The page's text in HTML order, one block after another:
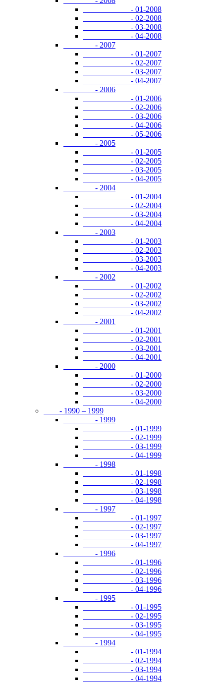
- 01-2008
- 02-2008
- 03-2008
- 04-2008
- 2007
- 01-2007
- 02-2007
- 03-2007
- 04-2007
- 2006
- 01-2006
- 02-2006
- 03-2006
- 04-2006
- 05-2006
- 2005
- 01-2005
- 02-2005
- 03-2005
- 04-2005
- 2004
- 01-2004
- 02-2004
- 03-2004
- 04-2004
- 2003
- 01-2003
- 02-2003
- 03-2003
- 04-2003
- 2002
- 01-2002
- 02-2002
- 03-2002
- 04-2002
- 2001
- 01-2001
- 02-2001
- 03-2001
- 04-2001
- 2000
- 01-2000
- 02-2000
- 03-2000
- 04-2000
- 1990 – 1999
- 1999
- 01-1999
- 02-1999
- 03-1999
- 04-1999
- 1998
- 01-1998
- 02-1998
- 03-1998
- 04-1998
- 1997
- 01-1997
- 02-1997
- 03-1997
- 04-1997
- 1996
- 01-1996
- 02-1996
- 03-1996
- 04-1996
- 1995
- 01-1995
- 02-1995
- 03-1995
- 04-1995
- 1994
- 01-1994
- 02-1994
- 03-1994
- 04-1994